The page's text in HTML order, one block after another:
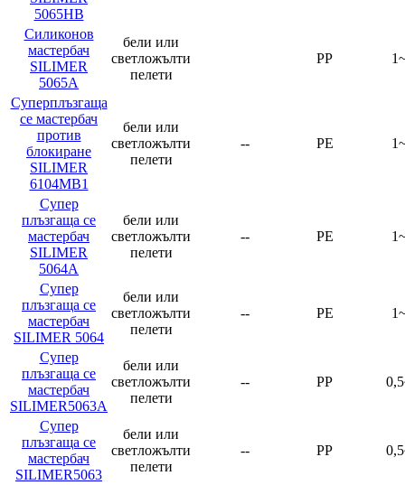
5065HB
Силиконов
мастербач
SILIMER
5065A
бели или
светложълти
пелети
PP
Суперплъзгаща
се мастербач
против
блокиране
SILIMER
6104MB1
бели или
светложълти
пелети
-- PE
Супер
плъзгаща се
мастербач
SILIMER
5064A
бели или
светложълти
пелети
-- PE
Супер
плъзгаща се
мастербач
SILIMER 5064
бели или
светложълти
пелети
-- PE
Супер
плъзгаща се
мастербач
SILIMER5063A
бели или
светложълти
пелети
-- PP
Супер
плъзгаща се
мастербач
SILIMER5063
бели или
светложълти
пелети
-- PP